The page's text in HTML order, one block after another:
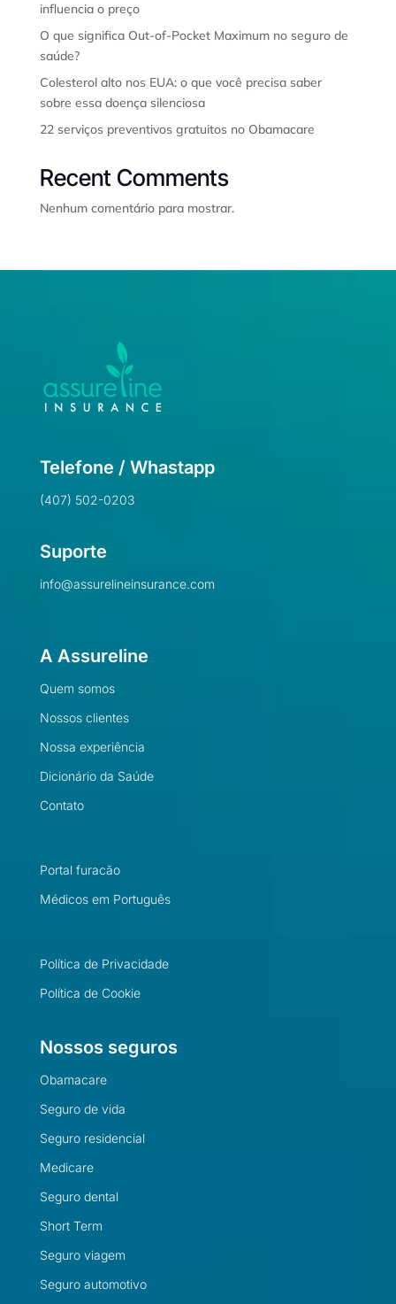
influencia o preço
O que significa Out-of-Pocket Maximum no seguro de
saúde?
Colesterol alto nos EUA: o que você precisa saber
sobre essa doença silenciosa
22 serviços preventivos gratuitos no Obamacare
Recent Comments
Nenhum comentário para mostrar.
Telefone / Whastapp
(407) 502-0203
Suporte
info@assurelineinsurance.com
A Assureline
Quem somos
Nossos clientes
Nossa experiência
Dicionário da Saúde
Contato
Portal furacão
Médicos em Português
Política de Privacidade
Política de Cookie
Nossos seguros
Obamacare
Seguro de vida
Seguro residencial
Medicare
Seguro dental
Short Term
Seguro viagem
Seguro automotivo